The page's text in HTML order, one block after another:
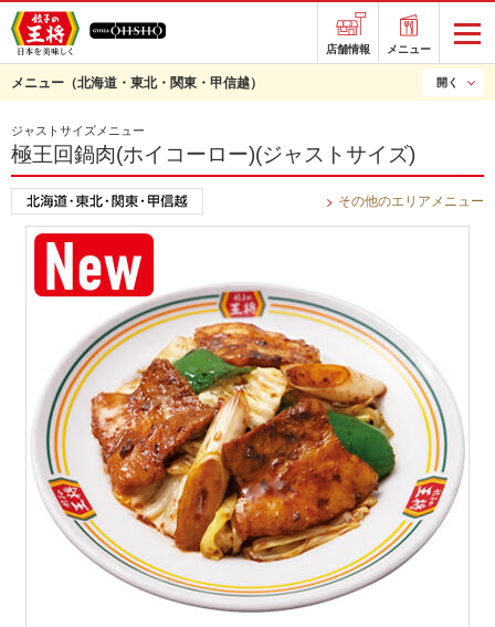
店舗情報 メニュー
極王回鍋肉(ホイコーロー)(ジャストサイズ)
その他のエリアメニュー
ジャストサイズメニュー
メニュー （北海道・東北・関東・甲信越） 開く